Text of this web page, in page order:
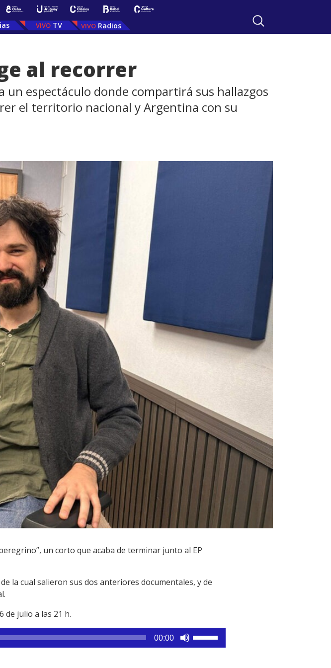
TV Radios
al recorrer
espectáculo donde compartirá sus hallazgos
el territorio nacional y Argentina con su
un corto que acaba de terminar junto al EP
la cual salieron sus dos anteriores documentales, y de
de julio a las 21 h.
00:00